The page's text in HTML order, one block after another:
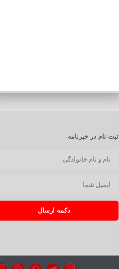
ثبت نام در خبرنامه
دکمه ارسال